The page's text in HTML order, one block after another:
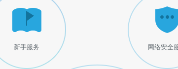
新手服务 网络安全